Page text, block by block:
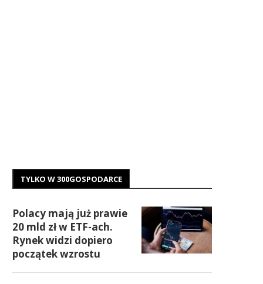
TYLKO W 300GOSPODARCE
Polacy mają już prawie
20 mld zł w ETF-ach.
Rynek widzi dopiero
początek wzrostu